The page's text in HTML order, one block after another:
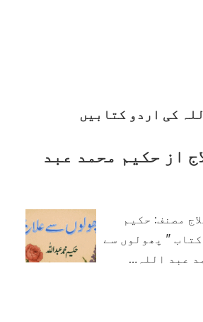
کی اردو کتابیں
از حکیم محمد عبد
مصنف: حکیم
" پھولوں سے
عبد اللہ…